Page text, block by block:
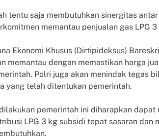
tentu saja membutuhkan sinergitas
memantau penjualan gas LPG 3
Ekonomi Khusus (Dirtipideksus)
memantau dengan memastikan harga
Polri juga akan menindak tegas
yang telah ditentukan pemerintah.
pemerintah ini diharapkan
LPG 3 kg subsidi tepat sasaran dan